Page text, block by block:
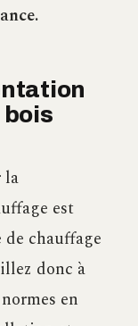
bois
la
est
chauffage
donc à
en